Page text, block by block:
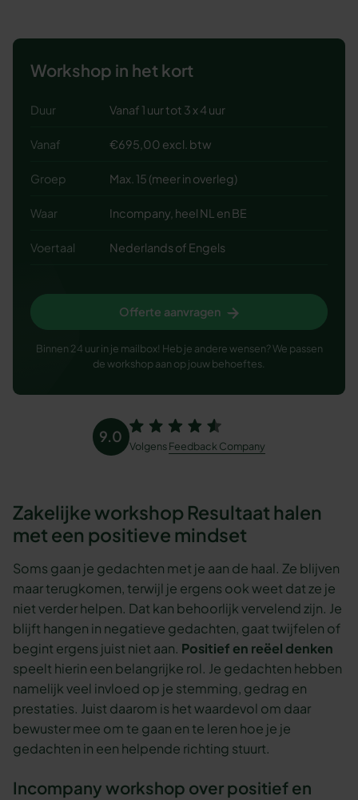
Zakelijke workshop Resultaat halen
met een positieve mindset
Soms gaan je gedachten met je aan de haal. Ze blijven
maar terugkomen, terwijl je ergens ook weet dat ze je
niet verder helpen. Dat kan behoorlijk vervelend zijn. Je
blijft hangen in negatieve gedachten, gaat twijfelen of
begint ergens juist niet aan. Positief en reëel denken
speelt hierin een belangrijke rol. Je gedachten hebben
namelijk veel invloed op je stemming, gedrag en
prestaties. Juist daarom is het waardevol om daar
bewuster mee om te gaan en te leren hoe je je
gedachten in een helpende richting stuurt.
Incompany workshop over positief en
Workshop in het kort
Duur Vanaf 1 uur tot 3 x 4 uur
Vanaf €695,00 excl. btw
Groep Max. 15 (meer in overleg)
Waar Incompany, heel NL en BE
Voertaal Nederlands of Engels
Offerte aanvragen
Binnen 24 uur in je mailbox! Heb je andere wensen? We passen
de workshop aan op jouw behoeftes.
9.0
VolgensFeedback Company